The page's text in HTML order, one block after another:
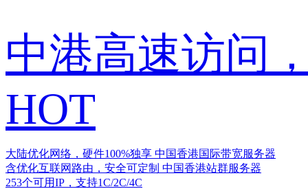
中港高速访问
HOT
大陆优化网络，硬件100%独享 中国香港国际带宽服务器
含优化互联网路由，安全可定制 中国香港站群服务器
253个可用IP，支持1C/2C/4C